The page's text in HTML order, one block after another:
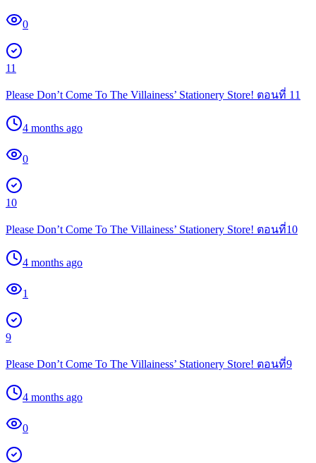
0
11
Please Don’t Come To The Villainess’ Stationery Store! ตอนที่ 11
4 months ago
0
10
Please Don’t Come To The Villainess’ Stationery Store! ตอนที่10
4 months ago
1
9
Please Don’t Come To The Villainess’ Stationery Store! ตอนที่9
4 months ago
0